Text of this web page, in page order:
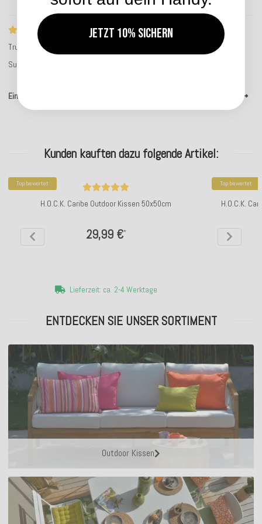
Super Qualität und sehr schnelle…
Trusted Shops Bewertung
Super Qualität und sehr schnelle Lieferung
Einträge 1 – 10 von 36
Kunden kauften dazu folgende Artikel:
Top bewertet
H.O.C.K. Caribe Outdoor Kissen 50x50cm
29,99 €*
Lieferzeit: ca. 2-4 Werktage
Top bewertet
H.O.C.K.
ENTDECKEN SIE UNSER SORTIMENT
Outdoor Kissen
Jetzt 10% sichern